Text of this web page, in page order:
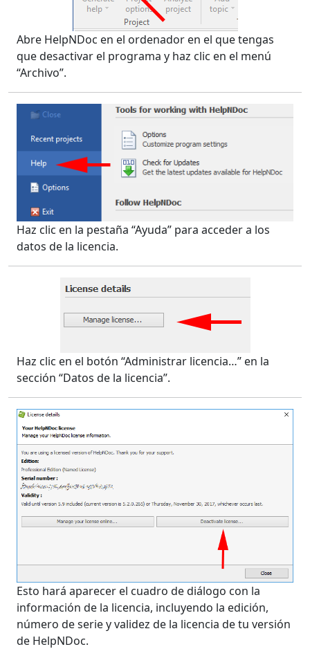
Abre HelpNDoc en el ordenador en el que tengas
que desactivar el programa y haz clic en el menú
“Archivo”.
Haz clic en la pestaña “Ayuda” para acceder a los
datos de la licencia.
Haz clic en el botón “Administrar licencia…” en la
sección “Datos de la licencia”.
Esto hará aparecer el cuadro de diálogo con la
información de la licencia, incluyendo la edición,
número de serie y validez de la licencia de tu versión
de HelpNDoc.